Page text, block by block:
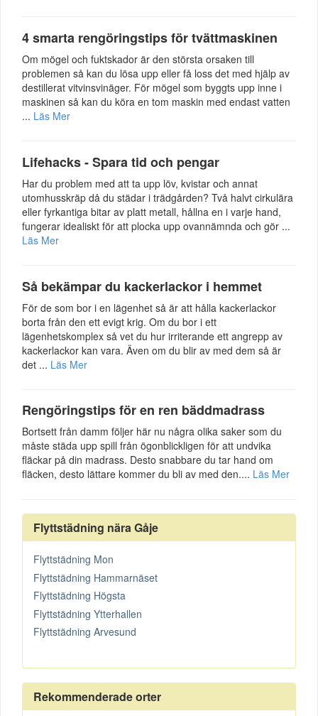
4 smarta rengöringstips för tvättmaskinen
Om mögel och fuktskador är den största orsaken till
problemen så kan du lösa upp eller få loss det med hjälp av
destillerat vitvinsvinäger. För mögel som byggts upp inne i
maskinen så kan du köra en tom maskin med endast vatten
... Läs Mer
Lifehacks - Spara tid och pengar
Har du problem med att ta upp löv, kvistar och annat
utomhusskräp då du städar i trädgården? Två halvt cirkulära
eller fyrkantiga bitar av platt metall, hållna en i varje hand,
fungerar idealiskt för att plocka upp ovannämnda och gör ...
Läs Mer
Så bekämpar du kackerlackor i hemmet
För de som bor i en lägenhet så är att hålla kackerlackor
borta från den ett evigt krig. Om du bor i ett
lägenhetskomplex så vet du hur irriterande ett angrepp av
kackerlackor kan vara. Även om du blir av med dem så är
det ... Läs Mer
Rengöringstips för en ren bäddmadrass
Bortsett från damm följer här nu några olika saker som du
måste städa upp spill från ögonblickligen för att undvika
fläckar på din madrass. Desto snabbare du tar hand om
fläcken, desto lättare kommer du bli av med den.... Läs Mer
Flyttstädning nära Gåje
Flyttstädning Mon
Flyttstädning Hammarnäset
Flyttstädning Högsta
Flyttstädning Ytterhallen
Flyttstädning Arvesund
Rekommenderade orter